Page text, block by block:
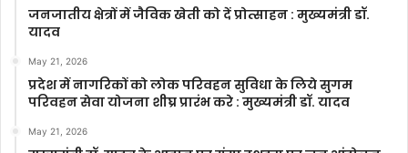
जनजातीय क्षेत्रों में जैविक खेती को दें प्रोत्साहन : मुख्यमंत्री डॉ.
यादव
May 21, 2026
प्रदेश में नागरिकों को लोक परिवहन सुविधा के लिये सुगम
परिवहन सेवा योजना शीघ्र प्रारंभ करे : मुख्यमंत्री डॉ. यादव
May 21, 2026